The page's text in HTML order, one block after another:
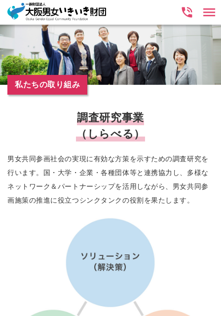
私たちの取り組み
調査研究事業
（しらべる）
男女共同参画社会の実現に有効な方策を示すための調査研究を
行います。国・大学・企業・各種団体等と連携協力し、多様な
ネットワーク＆パートナーシップを活用しながら、男女共同参
画施策の推進に役立つシンクタンクの役割を果たします。